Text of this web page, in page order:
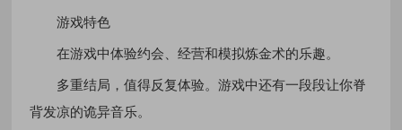
游戏特色
在游戏中体验约会、经营和模拟炼金术的乐趣。
多重结局，值得反复体验。游戏中还有一段段让你脊
背发凉的诡异音乐。